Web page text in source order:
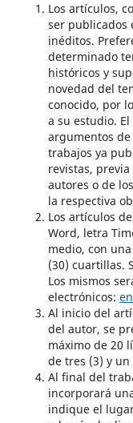
Los artículos,
ser publicados
inéditos.
determinado
históricos y
novedad del
conocido, por
a su estudio.
argumentos
trabajos ya
revistas,
autores o de
la respectiva
Los artículos
Word, letra
medio, con
(30) cuartillas.
Los mismos
electrónicos:
Al inicio del
del autor, se
máximo de 20
de tres (3) y un
Al final del
incorporará
indique el